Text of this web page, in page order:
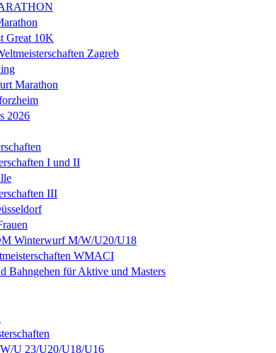
Great 10K
Zagreb
Marathon
2026
I und II
III
Winterwurf M/W/U20/U18
WMACI
Bahngehen für Aktive und Masters
U 23/U20/U18/U16